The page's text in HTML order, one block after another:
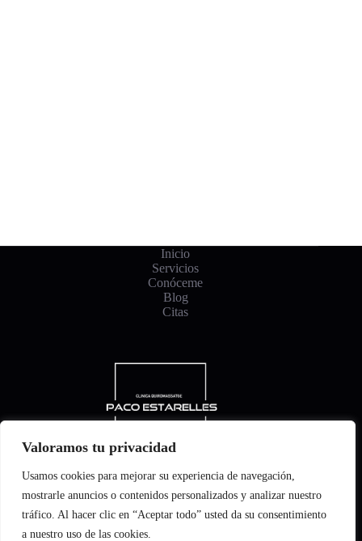
Valoramos tu privacidad
Usamos cookies para mejorar su experiencia de navegación,
mostrarle anuncios o contenidos personalizados y analizar nuestro
tráfico. Al hacer clic en “Aceptar todo” usted da su consentimiento
a nuestro uso de las cookies.
Inicio
Servicios
Conóceme
Blog
Citas